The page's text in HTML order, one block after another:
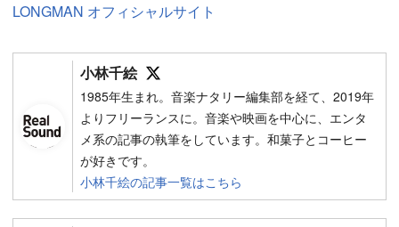
LONGMAN オフィシャルサイト
小林千絵
1985年生まれ。音楽ナタリー編集部を経て、2019年
よりフリーランスに。音楽や映画を中心に、エンタ
メ系の記事の執筆をしています。和菓子とコーヒー
が好きです。
小林千絵の記事一覧はこちら